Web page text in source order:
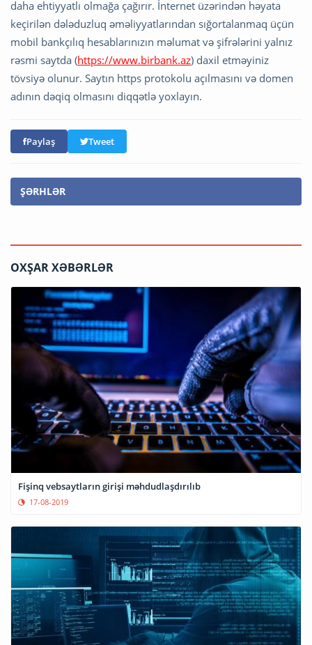
daha ehtiyyatlı olmağa çağırır. İnternet üzərindən həyata
keçirilən dələduzluq əməliyyatlarından sığortalanmaq üçün
mobil bankçılıq hesablarınızın məlumat və şifrələrini yalnız
rəsmi saytda (https://www.birbank.az) daxil etməyiniz
tövsiyə olunur. Saytın https protokolu açılmasını və domen
adının dəqiq olmasını diqqətlə yoxlayın.
Paylaş Tweet
ŞƏRHLƏR
OXŞAR XƏBƏRLƏR
Fişinq vebsaytların girişi məhdudlaşdırılıb
17-08-2019